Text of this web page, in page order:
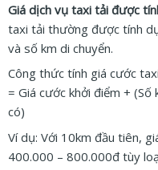
Giá dịch vụ taxi tải được
taxi tải thường được tính
và số km di chuyển.
Công thức tính giá cước
= Giá cước khởi điểm +
có)
Ví dụ: Với 10km đầu tiên,
400.000 – 800.000đ tùy